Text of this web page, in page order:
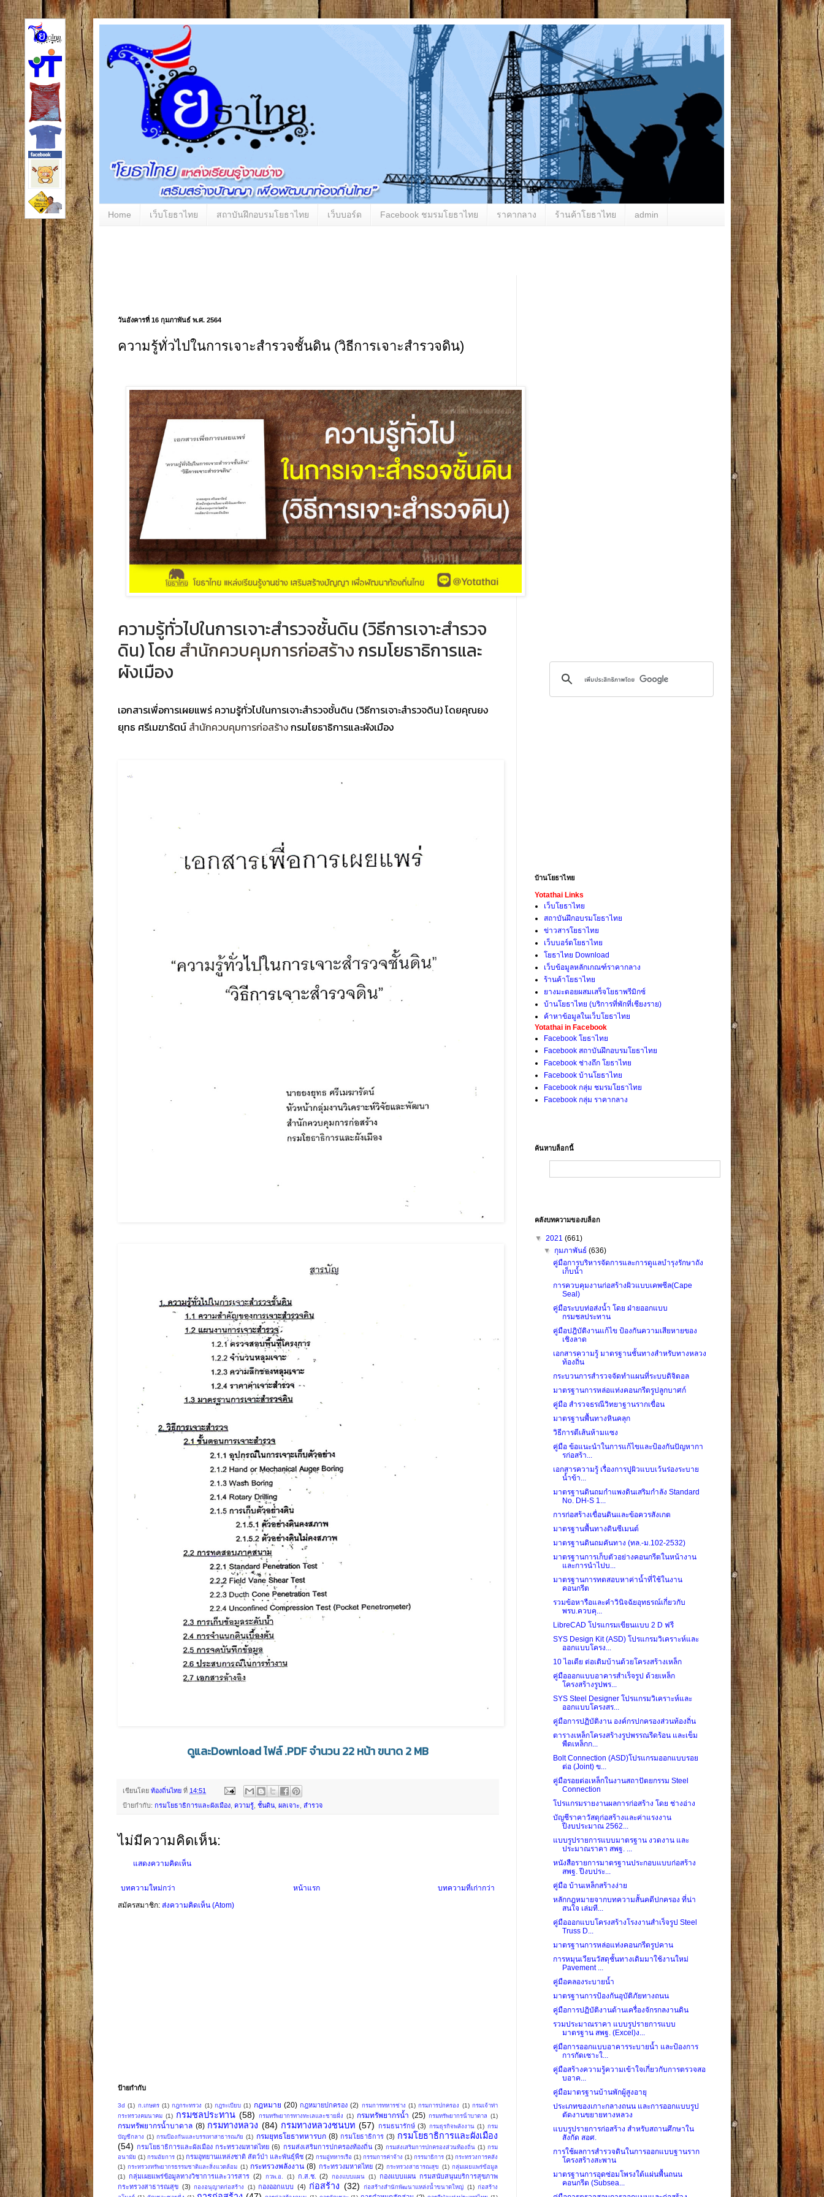
Home เว็บโยธาไทย สถาบันฝึกอบรมโยธาไทย เว็บบอร์ด Facebook ชมรมโยธาไทย ราคากลาง ร้านค้าโยธาไทย admin
วันอังคารที่ 16 กุมภาพันธ์ พ.ศ. 2564
ความรู้ทั่วไปในการเจาะสำรวจชั้นดิน (วิธีการเจาะสำรวจดิน)
ความรู้ทั่วไปในการเจาะสำรวจชั้นดิน (วิธีการเจาะสำรวจ
ดิน) โดย สำนักควบคุมการก่อสร้างกรมโยธาธิการและ
ผังเมือง
เอกสารเพื่อการเผยแพร่ ​ความรู้ทั่วไปในการเจาะสำรวจชั้นดิน (วิธีการเจาะสำรวจดิน) โดยคุณยง
ยุทธ ศรีเมฆารัตน์ สำนักควบคุมการก่อสร้างกรมโยธาธิการและผังเมือง
ดูและDownload ไฟล์ .PDF จำนวน 22 หน้า ขนาด 2 MB
เขียนโดย ท้องถิ่นไทย ที่ 14:51
ป้ายกำกับ: กรมโยธาธิการและผังเมือง ความรู้ ชั้นดิน ผลเจาะ สำรวจ
ไม่มีความคิดเห็น:
แสดงความคิดเห็น
บทความใหม่กว่า บทความที่เก่ากว่า
หน้าแรก
สมัครสมาชิก: ส่งความคิดเห็น (Atom)
ป้ายกำกับ
3d (1) ก.เกษตร (1) กฎกระทรวง (1) กฎระเบียบ (1) กฎหมาย (20) กฎหมายปกครอง (2) กรมการทหารช่าง (1) กรมการปกครอง (1) กรมเจ้าท่า
กระทรวงคมนาคม (1) กรมชลประทาน (58) กรมทรัพยากรทางทะเลและชายฝั่ง (1) กรมทรัพยากรน้ำ (25) กรมทรัพยากรน้ําบาดาล (1)
กรมทรัพยากรน้ำบาดาล (8) กรมทางหลวง (84) กรมทางหลวงชนบท (57) กรมธนารักษ์ (3) กรมธุรกิจพลังงาน (1) กรม
บัญชีกลาง (1) กรมป้องกันและบรรเทาสาธารณภัย (1) กรมยุทธโยธาทหารบก (8) กรมโยธาธิการ (3) กรมโยธาธิการและผังเมือง
(54) กรมโยธาธิการและผังเมือง กระทรวงมหาดไทย (6) กรมส่งเสริมการปกครองท้องถิ่น (3) กรมส่งเสริมการปกครองส่วนท้องถิ่น (1) กรม
อนามัย (1) กรมอัยการ (1) กรมอุทยานแหล่งชาติ สัตว์ป่า และพันธุ์พืช (2) กรมอู่ทหารเรือ (1) กรรมการค่าจ้าง (1) กรรมาธิการ (1) กระทรวงการคลัง
(1) กระทรวงทรัพยากรธรรมชาติและสิ่งแวดล้อม (1) กระทรวงพลังงาน (8) กระทรวงมหาดไทย (2) กระทรวงสาธารณสุข (1) กลุ่มเผยแพร่ข้อมูล
(1) กลุ่มเผยแพร่ข้อมูลทางวิชาการและวารสาร (2) กวพ.อ. (1) ก.ส.ช. (2) กองแบบแผน (1) กองแบบแผน กรมสนับสนุนบริการสุขภาพ
กระทรวงสาธารณสุข (3) กองอนุญาตก่อสร้าง (1) กองออกแบบ (4) ก่อสร้าง (32) ก่อสร้างสำนักพัฒนาแหล่งน้ำขนาดใหญ่ (1) ก่อสร้าง
บ้านโยธาไทย
Yotathai Links
เว็บโยธาไทย
สถาบันฝึกอบรมโยธาไทย
ข่าวสารโยธาไทย
เว็บบอร์ดโยธาไทย
โยธาไทย Download
เว็บข้อมูลหลักเกณฑ์ราคากลาง
ร้านค้าโยธาไทย
ยางมะตอยผสมเสร็จโยธาพรีมิกซ์
บ้านโยธาไทย (บริการที่พักที่เชียงราย)
ค้าหาข้อมูลในเว็บโยธาไทย
Yotathai in Facebook
Facebook โยธาไทย
Facebook สถาบันฝึกอบรมโยธาไทย
Facebook ช่างถึก โยธาไทย
Facebook บ้านโยธาไทย
Facebook กลุ่ม ชมรมโยธาไทย
Facebook กลุ่ม ราคากลาง
ค้นหาบล็อกนี้
คลังบทความของบล็อก
▼ 2021 (661)
▼ กุมภาพันธ์(636)
คู่มือการบริหารจัดการและการดูแลบำรุงรักษาถัง
เก็บน้ำ
การควบคุมงานก่อสร้างผิวแบบเคพซีล(Cape
Seal)
คู่มือระบบท่อส่งน้ำ โดย ฝ่ายออกแบบ
กรมชลประทาน
คู่มือปฎิบัติงานแก้ไข ป้องกันความเสียหายของ
เชิงลาด
เอกสารความรู้ มาตรฐานชั้นทางสำหรับทางหลวง
ท้องถิ่น
กระบวนการสำรวจจัดทำแผนที่ระบบดิจิตอล
มาตรฐานการหล่อแท่งคอนกรีตรูปลูกบาศก์
คู่มือ สำรวจธรณีวิทยาฐานรากเขื่อน
มาตรฐานพื้นทางหินคลุก
วิธีการตีเส้นห้ามแซง
คู่มือ ข้อแนะนำในการแก้ไขและป้องกันปัญหากา
รก่อสร้า...
เอกสารความรู้ เรื่องการปูผิวแบบเว้นร่องระบาย
น้ำข้า...
มาตรฐานดินถมกำแพงดินเสริมกำลัง Standard
No. DH-S 1...
การก่อสร้างเขื่อนดินและข้อควรสังเกต
มาตรฐานพื้นทางดินซีเมนต์
มาตรฐานดินถมคันทาง (ทล.-ม.102-2532)
มาตรฐานการเก็บตัวอย่างคอนกรีตในหน้างาน
และการนำไปบ...
มาตรฐานการทดสอบหาค่าน้ำที่ใช้ในงาน
คอนกรีต
รวมข้อหารือและคำวินิจฉัยอุทธรณ์เกี่ยวกับ
พรบ.ควบคุ...
LibreCAD โปรแกรมเขียนแบบ 2 D ฟรี
SYS Design Kit (ASD) โปรแกรมวิเคราะห์และ
ออกแบบโครง...
10 ไอเดีย ต่อเติมบ้านด้วยโครงสร้างเหล็ก
คู่มือออกแบบอาคารสำเร็จรูป ด้วยเหล็ก
โครงสร้างรูปพร...
SYS Steel Designer โปรแกรมวิเคราะห์และ
ออกแบบโครงสร...
คู่มือการปฏิบัติงาน องค์กรปกครองส่วนท้องถิ่น
ตารางเหล็กโครงสร้างรูปพรรณรีดร้อน และเข็ม
พืดเหล็กก...
Bolt Connection (ASD)โปรแกรมออกแบบรอย
ต่อ (Joint) ข...
คู่มือรอยต่อเหล็กในงานสถาปัตยกรรม Steel
Connection
โปรแกรมรายงานผลการก่อสร้าง โดย ช่างอ่าง
บัญชีราคาวัสดุก่อสร้างและค่าแรงงาน
ปีงบประมาณ 2562...
แบบรูปรายการแบบมาตรฐาน งวดงาน และ
ประมาณราคา สพฐ. ...
หนังสือรายการมาตรฐานประกอบแบบก่อสร้าง
สพฐ. ปีงบประ...
คู่มือ บ้านเหล็กสร้างง่าย
หลักกฎหมายจากบทความสั้นคดีปกครอง ที่น่า
สนใจ เล่มที...
คู่มือออกแบบโครงสร้างโรงงานสำเร็จรูป Steel
Truss D...
มาตรฐานการหล่อแท่งคอนกรีตรูปคาน
การหมุนเวียนวัสดุชั้นทางเดิมมาใช้งานใหม่
Pavement ...
คู่มือคลองระบายน้ำ
มาตรฐานการป้องกันอุบัติภัยทางถนน
คู่มือการปฏิบัติงานด้านเครื่องจักรกลงานดิน
รวมประมาณราคา แบบรูปรายการแบบ
มาตรฐาน สพฐ. (Excel)ง...
คู่มือการออกแบบอาคารระบายน้ำ และป้องการ
การกัดเซาะใ...
คู่มือสร้างความรู้ความเข้าใจเกี่ยวกับการตรวจสอ
บอาค...
คู่มือมาตรฐานบ้านพักผู้สูงอายุ
ประเภทของเกาะกลางถนน และการออกแบบรูป
ตัดงานขยายทางหลวง
แบบรูปรายการก่อสร้าง สำหรับสถานศึกษาใน
สังกัด สอศ.
การใช้ผลการสำรวจดินในการออกแบบฐานราก
โครงสร้างสะพาน
มาตรฐานการอุดซ่อมโพรงใต้แผ่นพื้นถนน
คอนกรีต (Subsea...